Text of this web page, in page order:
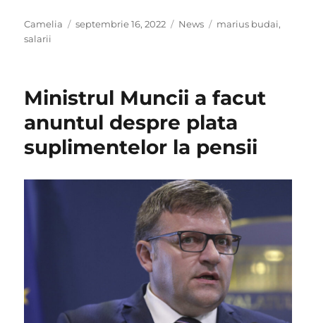
Author
Camelia
Posted
septembrie 16, 2022 Categories
News Tags
marius budai,
salarii
Ministrul Muncii a facut
anuntul despre plata
suplimentelor la pensii